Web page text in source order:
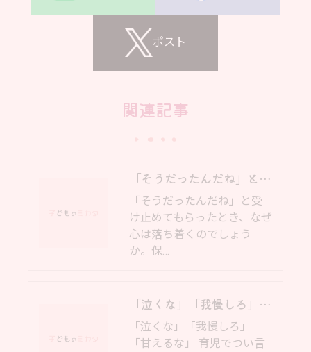
ポスト
関連記事
「そうだったんだね」と言われたとき、なぜ心はゆるむのか｜受け止められる安心と脳の仕組み｜大阪 岸和田市
「そうだったんだね」と受
け止めてもらったとき、なぜ
心は落ち着くのでしょう
か。保…
「泣くな」「我慢しろ」「甘えるな」という言葉で、子どもの心を壊していませんか？
「泣くな」「我慢しろ」
「甘えるな」 育児でつい言